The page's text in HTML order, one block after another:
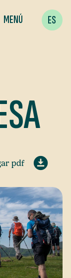
MENÚ ES
pdf